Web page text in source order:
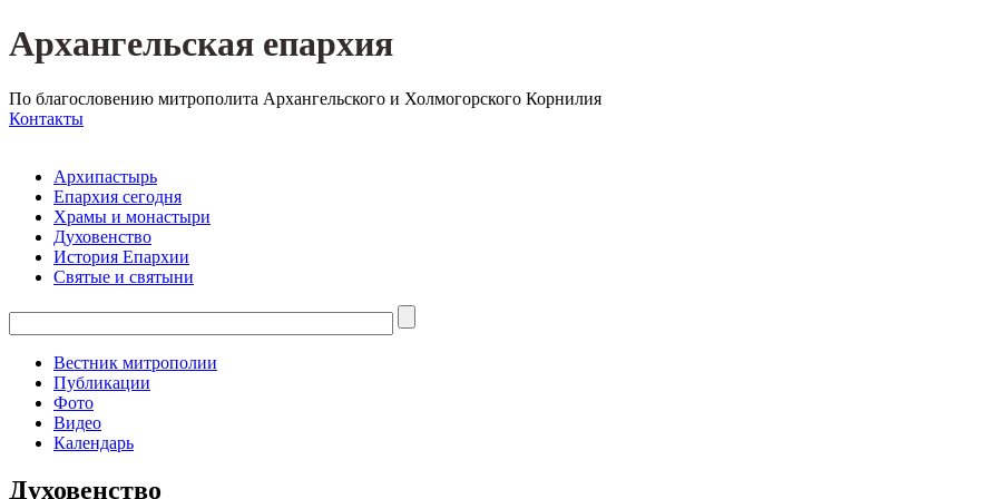
Архангельская епархия
По благословению митрополита Архангельского и Холмогорского Корнилия
Контакты
Архипастырь
Епархия сегодня
Храмы и монастыри
Духовенство
История Епархии
Святые и святыни
Вестник митрополии
Публикации
Фото
Видео
Календарь
Духовенство